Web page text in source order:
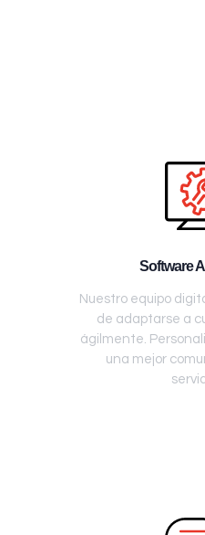
Software
Nuestro equipo
de adaptarse a
ágilmente.
una mejor